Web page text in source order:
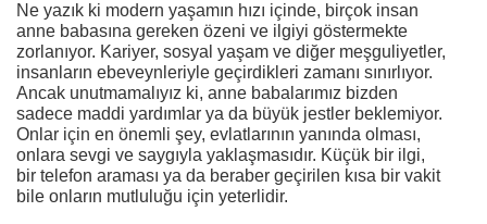
Ne yazık ki modern yaşamın hızı içinde, birçok insan
anne babasına gereken özeni ve ilgiyi göstermekte
zorlanıyor. Kariyer, sosyal yaşam ve diğer meşguliyetler,
insanların ebeveynleriyle geçirdikleri zamanı sınırlıyor.
Ancak unutmamalıyız ki, anne babalarımız bizden
sadece maddi yardımlar ya da büyük jestler beklemiyor.
Onlar için en önemli şey, evlatlarının yanında olması,
onlara sevgi ve saygıyla yaklaşmasıdır. Küçük bir ilgi,
bir telefon araması ya da beraber geçirilen kısa bir vakit
bile onların mutluluğu için yeterlidir.